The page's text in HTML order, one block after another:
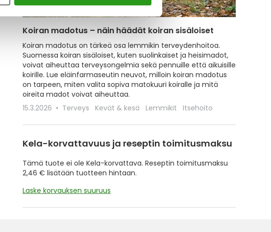
Koiran madotus – näin häädät koiran sisäloiset
Koiran madotus on tärkeä osa lemmikin terveydenhoitoa.
Suomessa koiran sisäloiset, kuten suolinkaiset ja heisimadot,
voivat aiheuttaa terveysongelmia sekä pennuille että aikuisille
koirille. Lue eläinfarmaseutin neuvot, milloin koiran madotus
on tarpeen, miten valita sopiva matokuuri koiralle ja mitä
oireita madot voivat aiheuttaa.
15.3.2026
Terveys Kevät & kesä Lemmikit Itsehoito
Kela-korvattavuus ja reseptin toimitusmaksu
Tämä tuote ei ole Kela-korvattava. Reseptin toimitusmaksu
2,46 € lisätään tuotteen hintaan.
Laske korvauksen suuruus